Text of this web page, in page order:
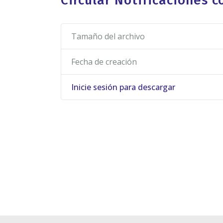
Tamaño del archivo
Fecha de creación
Inicie sesión para descargar